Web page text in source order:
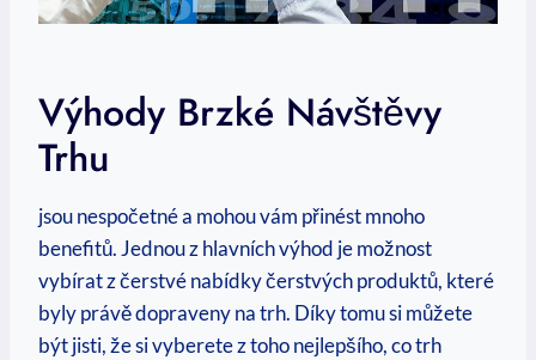
Výhody Brzké Návštěvy
Trhu
jsou nespočetné a mohou vám přinést mnoho
benefitů. Jednou z hlavních výhod je možnost
vybírat z čerstvé nabídky čerstvých produktů, které
byly právě dopraveny na trh. Díky tomu si můžete
být jisti, že si vyberete z toho nejlepšího, co trh